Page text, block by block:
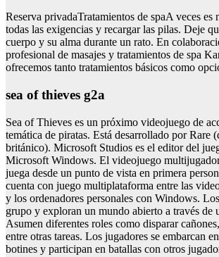
Reserva privadaTratamientos de spaA veces es
todas las exigencias y recargar las pilas. Deje
cuerpo y su alma durante un rato. En
profesional de masajes y tratamientos de spa
ofrecemos tanto tratamientos básicos como
sea of thieves g2a
Sea of Thieves es un próximo videojuego de
temática de piratas. Está desarrollado por Rare
británico). Microsoft Studios es el editor del
Microsoft Windows. El videojuego
juega desde un punto de vista en primera
cuenta con juego multiplataforma entre las
y los ordenadores personales con Windows.
grupo y exploran un mundo abierto a través de
Asumen diferentes roles como disparar
entre otras tareas. Los jugadores se embarcan
botines y participan en batallas con otros